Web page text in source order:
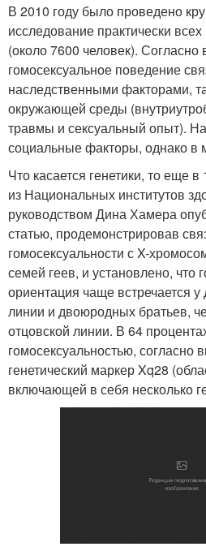
В 2010 году было проведено
исследование практически
(около 7600 человек).
гомосексуальное поведение
наследственными факторами,
окружающей среды
травмы и сексуальный опыт).
социальные факторы, однако в
Что касается генетики, то еще
из Национальных институтов
руководством Дина Хамера
статью, продемонстрировав
гомосексуальности с X-
семей геев, и установлено, что
ориентация чаще встречается
линии и двоюродных братьев,
отцовской линии. В 64
гомосексуальностью, согласно
генетический маркер Xq28
включающей в себя несколько